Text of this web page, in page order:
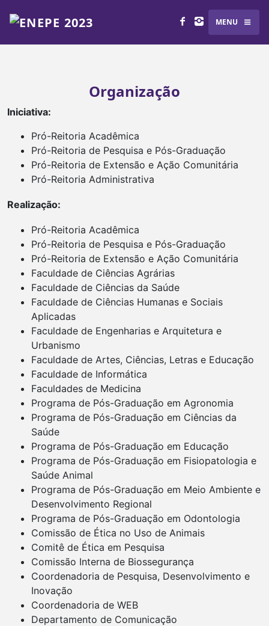
MENU
Organização
Iniciativa:
Pró-Reitoria Acadêmica
Pró-Reitoria de Pesquisa e Pós-Graduação
Pró-Reitoria de Extensão e Ação Comunitária
Pró-Reitoria Administrativa
Realização:
Pró-Reitoria Acadêmica
Pró-Reitoria de Pesquisa e Pós-Graduação
Pró-Reitoria de Extensão e Ação Comunitária
Faculdade de Ciências Agrárias
Faculdade de Ciências da Saúde
Faculdade de Ciências Humanas e Sociais
Aplicadas
Faculdade de Engenharias e Arquitetura e
Urbanismo
Faculdade de Artes, Ciências, Letras e Educação
Faculdade de Informática
Faculdades de Medicina
Programa de Pós-Graduação em Agronomia
Programa de Pós-Graduação em Ciências da
Saúde
Programa de Pós-Graduação em Educação
Programa de Pós-Graduação em Fisiopatologia e
Saúde Animal
Programa de Pós-Graduação em Meio Ambiente e
Desenvolvimento Regional
Programa de Pós-Graduação em Odontologia
Comissão de Ética no Uso de Animais
Comitê de Ética em Pesquisa
Comissão Interna de Biossegurança
Coordenadoria de Pesquisa, Desenvolvimento e
Inovação
Coordenadoria de WEB
Departamento de Comunicação